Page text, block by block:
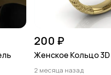
200 ₽
Женское Кольцо
2 месяца назад